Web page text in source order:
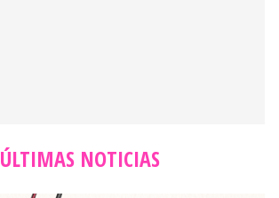
ÚLTIMAS NOTICIAS